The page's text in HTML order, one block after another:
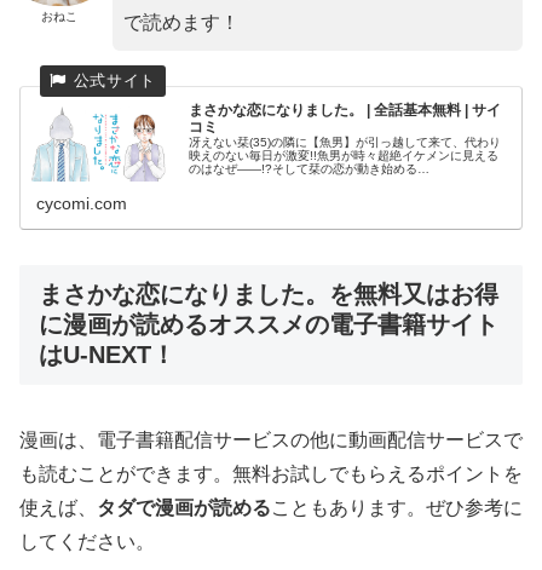
おねこ
で読めます！
まさかな恋になりました。 | 全話基本無料 | サイ
コミ
冴えない栞(35)の隣に【魚男】が引っ越して来て、代わり
映えのない毎日が激変!!魚男が時々超絶イケメンに見える
のはなぜ――!?そして栞の恋が動き始める…
cycomi.com
まさかな恋になりました。を無料又はお得
に漫画が読めるオススメの電子書籍サイト
はU-NEXT！
漫画は、電子書籍配信サービスの他に動画配信サービスで
も読むことができます。無料お試しでもらえるポイントを
使えば、 タダで漫画が読めることもあります。ぜひ参考に
してください。